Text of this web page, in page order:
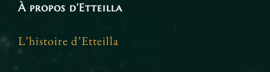
À propos d’Etteilla
L’histoire d’Etteilla